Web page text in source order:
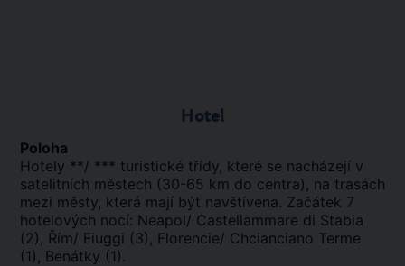
Hotel
Poloha
Hotely **/ *** turistické třídy, které se nacházejí v
satelitních městech (30-65 km do centra), na trasách
mezi městy, která mají být navštívena. Začátek 7
hotelových nocí: Neapol/ Castellammare di Stabia
(2), Řím/ Fiuggi (3), Florencie/ Chcianciano Terme
(1), Benátky (1).